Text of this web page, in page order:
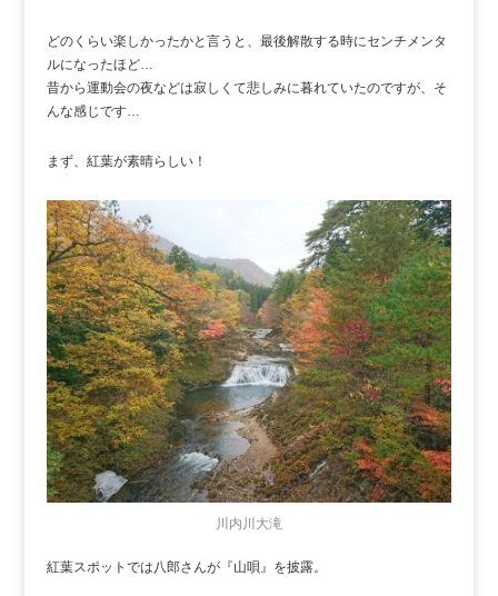
どのくらい楽しかったかと言うと、最後解散する時にセンチメンタ
ルになったほど…
昔から運動会の夜などは寂しくて悲しみに暮れていたのですが、そ
んな感じです…
まず、紅葉が素晴らしい！
川内川大滝
紅葉スポットでは八郎さんが『山唄』を披露。